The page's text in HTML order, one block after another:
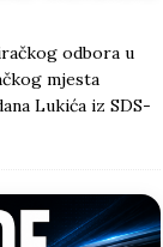
odbora u
mjesta
Lukića iz SDS-